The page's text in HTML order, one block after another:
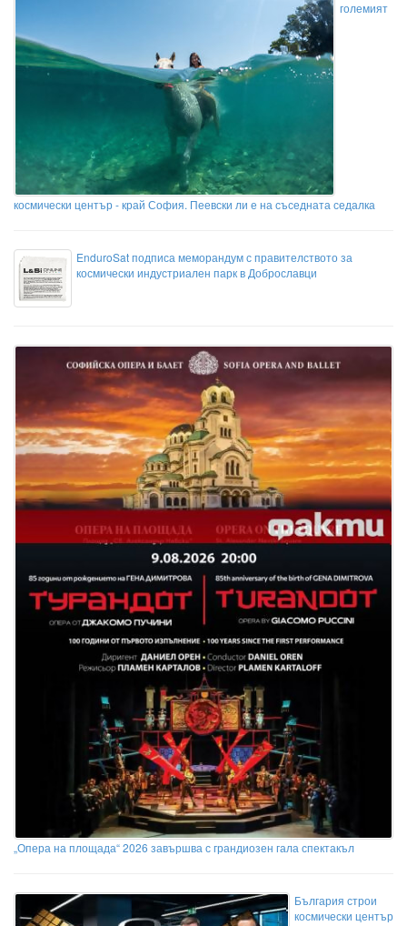
големият
космически център - край София. Пеевски ли е на съседната седалка
EnduroSat подписа меморандум с правителството за
космически индустриален парк в Доброславци
„Опера на площада“ 2026 завършва с грандиозен гала спектакъл
България строи
космически център